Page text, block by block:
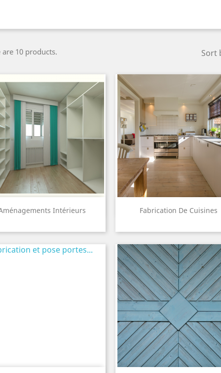
are 10 products. Sort
Intérieurs
Quick view Fabrication De Cuisines
Quick view